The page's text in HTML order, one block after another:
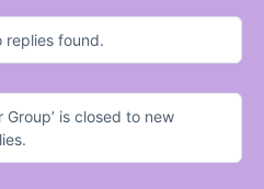
replies found.
Group’ is closed to new